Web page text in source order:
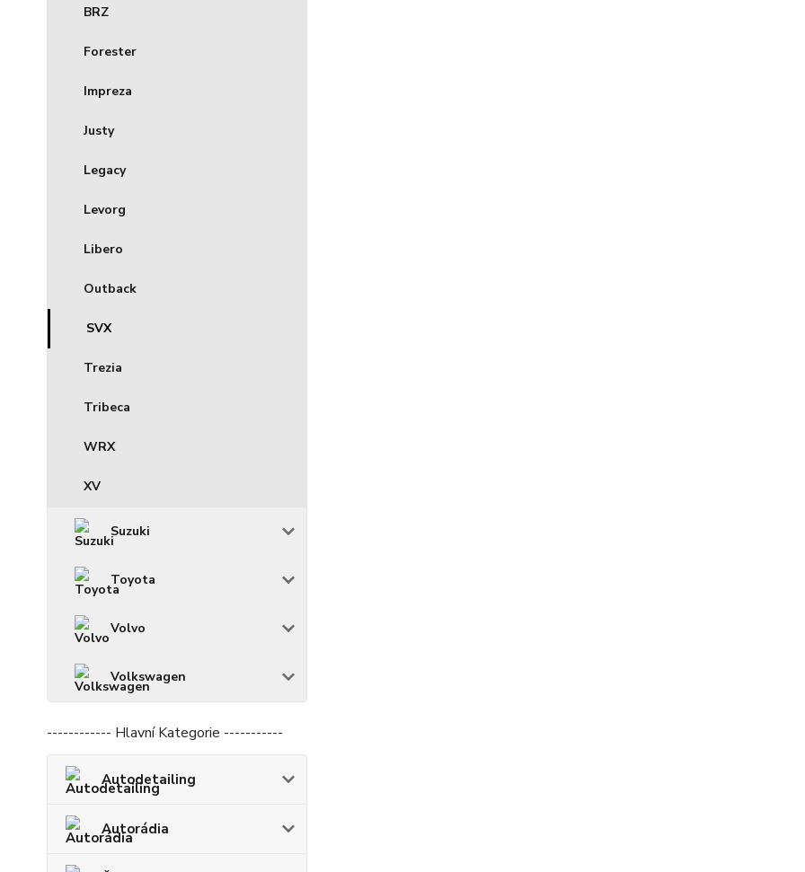
BRZ
Forester
Impreza
Justy
Legacy
Levorg
Libero
Outback
SVX
Trezia
Tribeca
WRX
XV
Suzuki
Toyota
Volvo
Volkswagen
------------ Hlavní Kategorie -----------
Autodetailing
Autorádia